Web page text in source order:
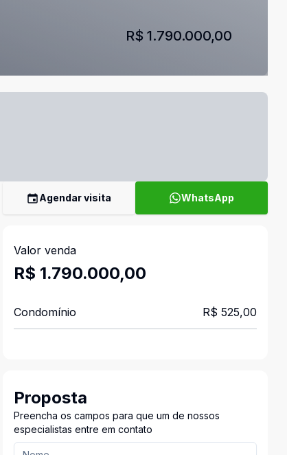
R$ 1.790.000,00
Agendar visita WhatsApp
Valor venda
R$ 1.790.000,00
Condomínio R$ 525,00
Proposta
Preencha os campos para que um de nossos
especialistas entre em contato